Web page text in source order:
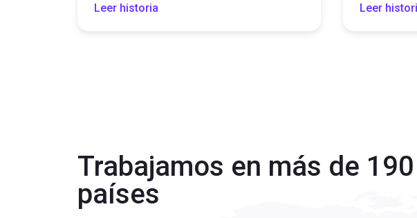
Leer historia Leer
Trabajamos en más de 190
países